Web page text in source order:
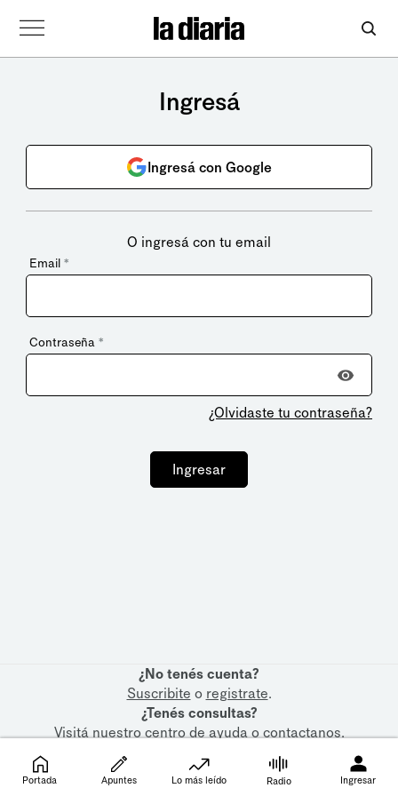
Ingresá
Ingresá con Google
O ingresá con tu email
Email *
Contraseña *
¿Olvidaste tu contraseña?
Ingresar
¿No tenés cuenta?
Suscribite o registrate.
¿Tenés consultas?
Visitá nuestrocentro de ayudaocontactanos.
Portada Apuntes Lo más leído Radio Ingresar